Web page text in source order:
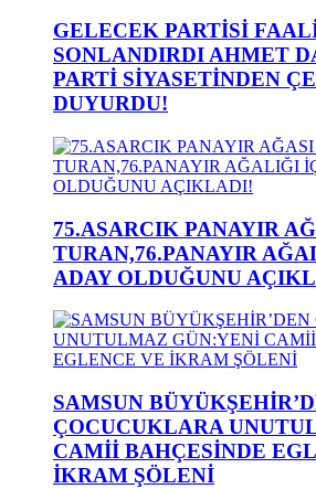
GELECEK PARTİSİ
SONLANDIRDI AHMET
PARTİ SİYASETİNDEN
DUYURDU!
75.ASARCIK PANAYIR
TURAN,76.PANAYIR
ADAY OLDUĞUNU
SAMSUN
ÇOCUCUKLARA
CAMİİ BAHÇESİNDE
İKRAM ŞÖLENİ